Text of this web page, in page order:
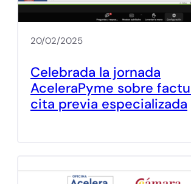
20/02/2025
Celebrada la jornada
AceleraPyme sobre
cita previa especializada